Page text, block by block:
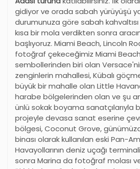
gidiyor ve orada sabah yürüyüşü
durumunuza göre sabah
kısa bir mola verdikten sonra
başlıyoruz. Miami Beach, Lincoln
fotoğraf çekeceğimiz Miami
sembollerinden biri olan
zenginlerin mahallesi, Kübalı
büyük bir mahalle olan Little
harabe bölgelerinden olan ve şu
ünlü sokak boyama sanatçılarıyla
projeyle devasa sanat eserine
bölgesi, Coconut Grove,
binası olarak kullanılan eski Pan-
Havayollarının deniz uçağı
sonra Marina da fotoğraf molası